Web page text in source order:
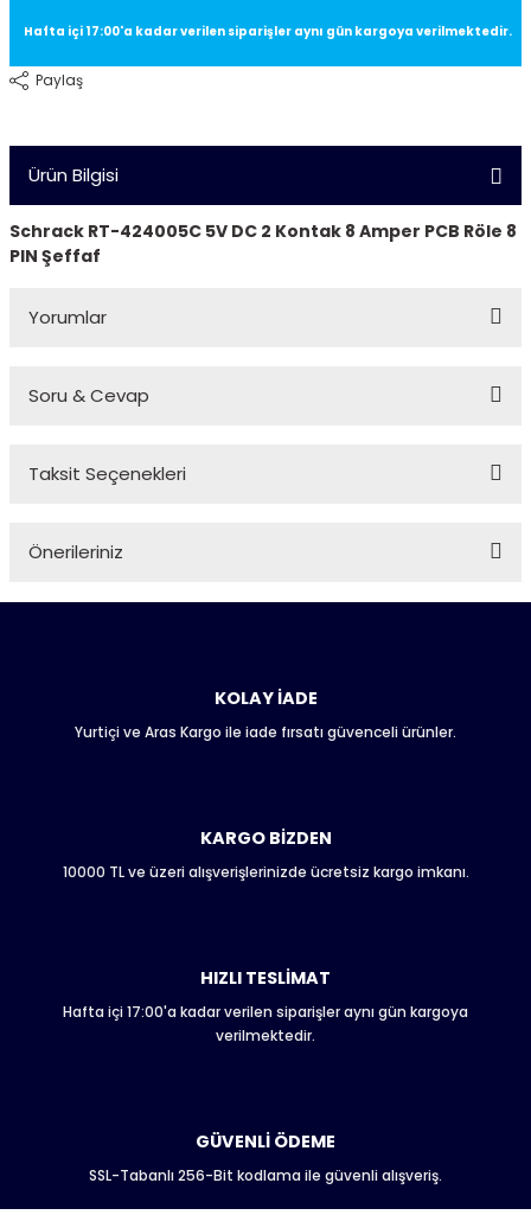
Hafta içi 17:00'a kadar verilen siparişler aynı gün kargoya verilmektedir.
Paylaş
Ürün Bilgisi
Schrack RT-424005C 5V DC 2 Kontak 8 Amper PCB Röle 8
PIN Şeffaf
Yorumlar
Soru & Cevap
Ürün hakkında henüz soru sorulmamış.
Taksit Seçenekleri
Önerileriniz
Bu ürünün fiyat bilgisi, resim, ürün açıklamalarında ve diğer
Ürün resmi kalitesiz, bozuk veya görüntülenemiyor.
Ürün fiyatı diğer sitelerden daha pahalı.
Bu ürüne benzer farklı alternatifler olmalı.
Gönder
KOLAY İADE
Yurtiçi ve Aras Kargo ile iade fırsatı güvenceli ürünler.
KARGO BİZDEN
10000 TL ve üzeri alışverişlerinizde ücretsiz kargo imkanı.
HIZLI TESLİMAT
Hafta içi 17:00'a kadar verilen siparişler aynı gün kargoya
verilmektedir.
GÜVENLİ ÖDEME
SSL-Tabanlı 256-Bit kodlama ile güvenli alışveriş.